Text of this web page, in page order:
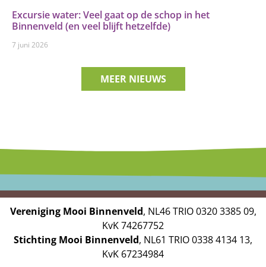
Excursie water: Veel gaat op de schop in het
Binnenveld (en veel blijft hetzelfde)
7 juni 2026
MEER NIEUWS
Vereniging Mooi Binnenveld, NL46 TRIO 0320 3385 09,
KvK 74267752
Stichting Mooi Binnenveld, NL61 TRIO 0338 4134 13,
KvK 67234984